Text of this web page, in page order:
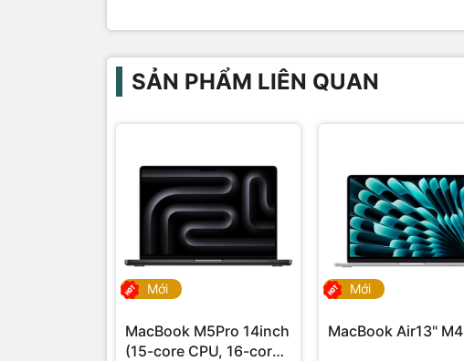
SẢN PHẨM LIÊN QUAN
Mới
MacBook M5Pro 14inch
(15-core CPU, 16-core
Mới
MacBook Air13" M4